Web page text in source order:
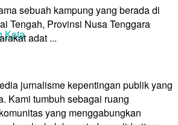
Kota
sebuah kampung yang berada di
Tengah, Provinsi Nusa Tenggara
adat ...
jurnalisme kepentingan publik yang
Kami tumbuh sebagai ruang
yang menggabungkan